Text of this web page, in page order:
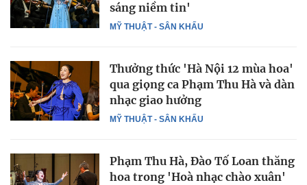
MỸ THUẬT - SÂN KHẤU
sáng niềm tin'
MỸ THUẬT - SÂN KHẤU
Thưởng thức 'Hà Nội 12 mùa hoa'
qua giọng ca Phạm Thu Hà và dàn
nhạc giao hưởng
Phạm Thu Hà, Đào Tố Loan thăng
hoa trong 'Hoà nhạc chào xuân'